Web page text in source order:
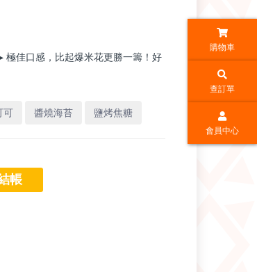
購物車
查訂單
會員中心
極佳口感，比起爆米花更勝一籌！好
可 醬燒海苔 鹽烤焦糖
帳